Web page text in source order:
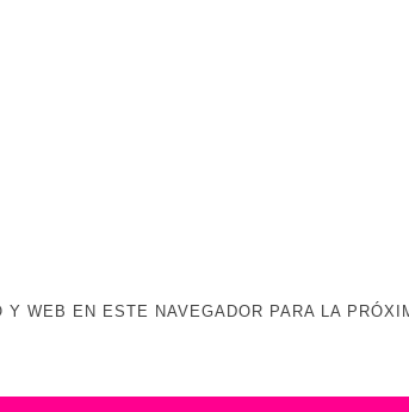
WEB EN ESTE NAVEGADOR PARA LA